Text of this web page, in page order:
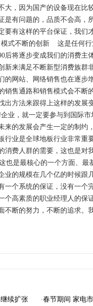
大，因为国产的设备现在比
是有问题的，品质不会高，
要有这样的平台保证，我们
式不断的创新 这是任何行
后将逐步变成我们的消费主
新来满足不断新型消费族
的网站、网络销售也在逐步
销售通路和销售模式会不断
出方法来跟得上这样的发
，就一定要参与到国际市
来的发展会产生一定的制约
业是全球地板行业非常重
消费人群的需要，这也是
是最核心的一个方面、最
业的规模在几个亿的时候跟
一个系统的保证，没有一个
个高素质的职业经理人的保
不断的努力，不断的追求。
续扩张 ·春节期间 家电